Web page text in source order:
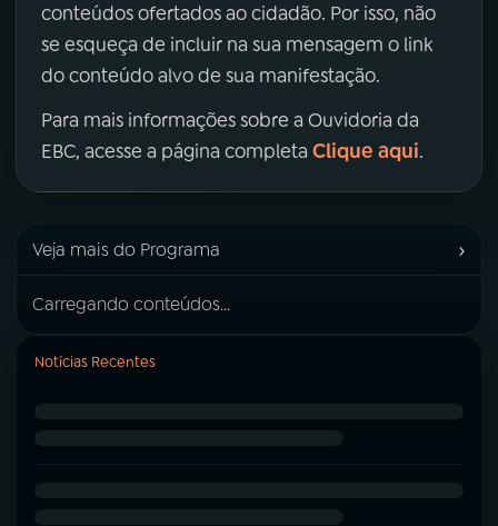
conteúdos ofertados ao cidadão. Por isso, não
se esqueça de incluir na sua mensagem o link
do conteúdo alvo de sua manifestação.
Para mais informações sobre a Ouvidoria da
EBC, acesse a página completa Clique aqui.
Veja mais do Programa ›
Carregando conteúdos...
Notícias Recentes